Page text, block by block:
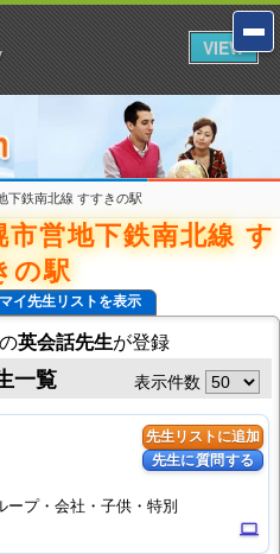
下鉄南北線 すすきの駅
営地下鉄南北線 す
の駅
マイ先生リストを表示
の英会話先生が登録
一覧 表示件数
先生リストに追加
先生に質問する
computer
ープ・会社・子供・特別
VIEW
VIEW